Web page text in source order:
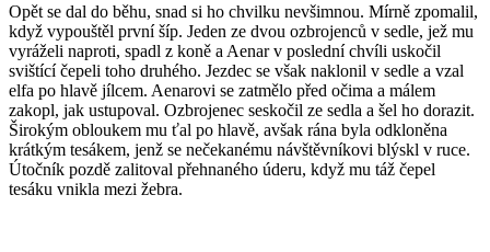
Opět se dal do běhu, snad si ho chvilku nevšimnou. Mírně zpomalil,
když vypouštěl první šíp. Jeden ze dvou ozbrojenců v sedle, jež mu
vyráželi naproti, spadl z koně a Aenar v poslední chvíli uskočil
svištící čepeli toho druhého. Jezdec se však naklonil v sedle a vzal
elfa po hlavě jílcem. Aenarovi se zatmělo před očima a málem
zakopl, jak ustupoval. Ozbrojenec seskočil ze sedla a šel ho dorazit.
Širokým obloukem mu ťal po hlavě, avšak rána byla odkloněna
krátkým tesákem, jenž se nečekanému návštěvníkovi blýskl v ruce.
Útočník pozdě zalitoval přehnaného úderu, když mu táž čepel
tesáku vnikla mezi žebra.